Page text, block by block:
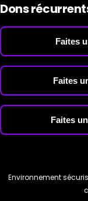
Dons
Faites
Faites
Faites
Environnement